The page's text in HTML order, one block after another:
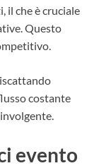
il che è cruciale
Questo
costante
evento